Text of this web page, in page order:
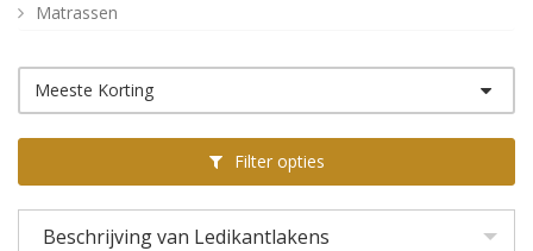
Matrassen
Meeste Korting
Filter opties
Beschrijving van Ledikantlakens